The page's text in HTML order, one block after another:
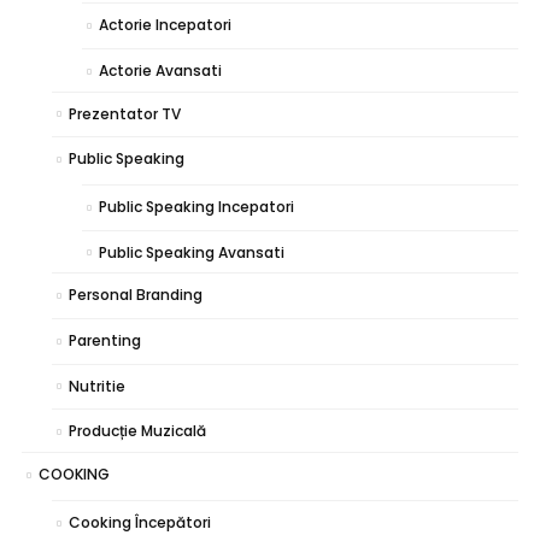
Actorie Incepatori
Actorie Avansati
Prezentator TV
Public Speaking
Public Speaking Incepatori
Public Speaking Avansati
Personal Branding
Parenting
Nutritie
Producție Muzicală
COOKING
Cooking Începători